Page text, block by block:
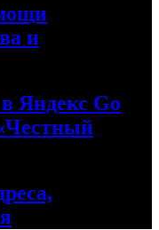
и
Яндекс Go